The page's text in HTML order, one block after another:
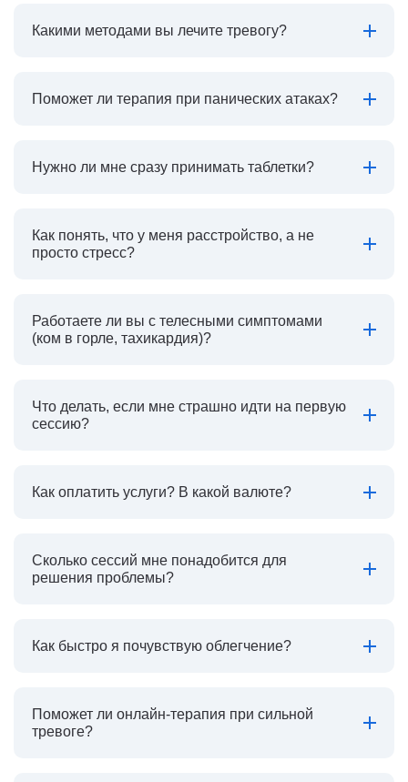
Какими методами вы лечите тревогу?
Поможет ли терапия при панических атаках?
Нужно ли мне сразу принимать таблетки?
Как понять, что у меня расстройство, а не
просто стресс?
Работаете ли вы с телесными симптомами
(ком в горле, тахикардия)?
Что делать, если мне страшно идти на первую
сессию?
Как оплатить услуги? В какой валюте?
Сколько сессий мне понадобится для
решения проблемы?
Как быстро я почувствую облегчение?
Поможет ли онлайн-терапия при сильной
тревоге?